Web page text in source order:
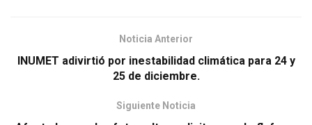
Noticia Anterior
INUMET adivirtió por inestabilidad climática para 24 y
25 de diciembre.
Siguiente Noticia